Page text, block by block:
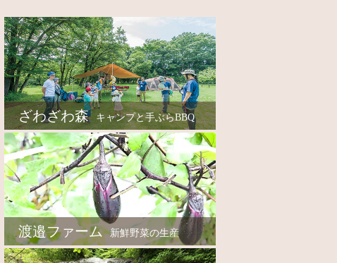
ざわざわ森 キャンプと手ぶらBBQ
渡邉ファーム 新鮮野菜の生産